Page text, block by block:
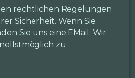
rechtlichen Regelungen
Sicherheit. Wenn Sie
Sie uns eine EMail. Wir
zu